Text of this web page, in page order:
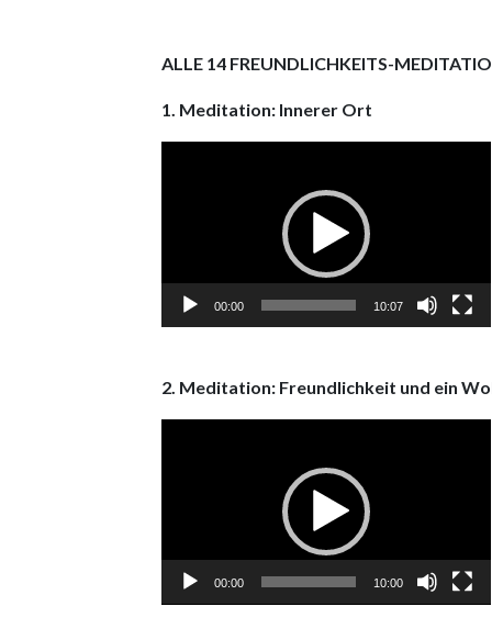
ALLE 14 FREUNDLICHKEITS-
1. Meditation: Innerer Ort
00:00 10:07
2. Meditation: Freundlichkeit und ein
00:00 10:00